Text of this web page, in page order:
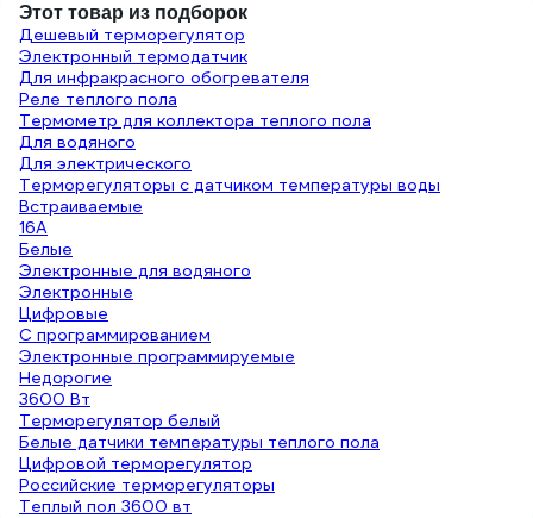
Этот товар из подборок
Дешевый терморегулятор
Электронный термодатчик
Для инфракрасного обогревателя
Реле теплого пола
Термометр для коллектора теплого пола
Для водяного
Для электрического
Терморегуляторы с датчиком температуры воды
Встраиваемые
16А
Белые
Электронные для водяного
Электронные
Цифровые
С программированием
Электронные программируемые
Недорогие
3600 Вт
Терморегулятор белый
Белые датчики температуры теплого пола
Цифровой терморегулятор
Российские терморегуляторы
Теплый пол 3600 вт